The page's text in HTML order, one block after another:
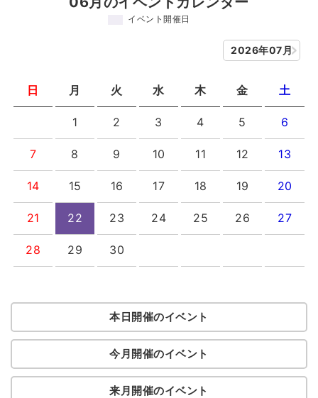
イベント開催日
2026年07月
日 月 火 水 木 金 土
1 2 3 4 5 6
7 8 9 10 11 12 13
14 15 16 17 18 19 20
21 22 23 24 25 26 27
28 29 30
本日開催のイベント
今月開催のイベント
来月開催のイベント